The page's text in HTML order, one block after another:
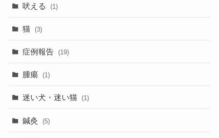
吠える (1)
猫 (3)
症例報告 (19)
腫瘍 (1)
迷い犬・迷い猫 (1)
鍼灸 (5)